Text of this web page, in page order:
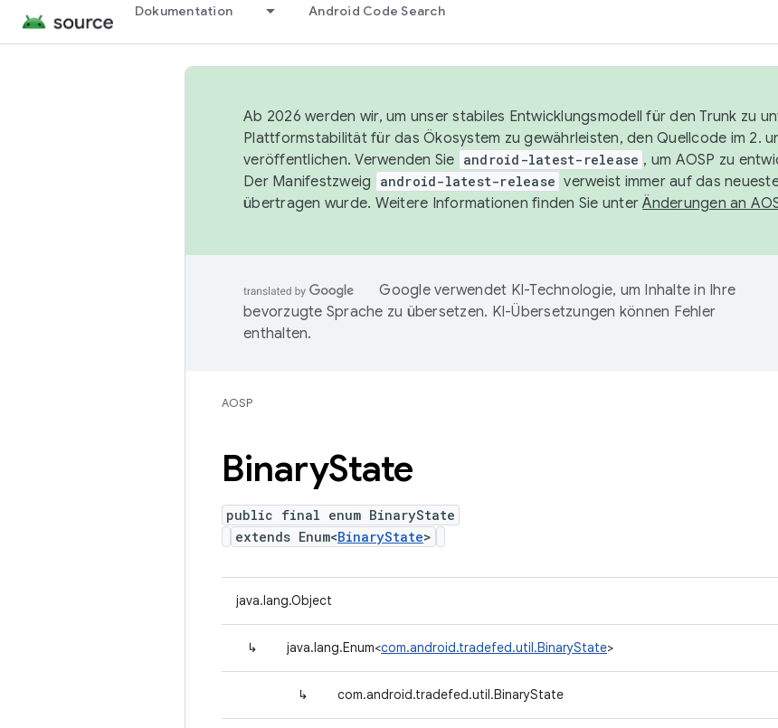
Dokumentation Android Code Search
Ab 2026 werden wir, um unser stabiles Entwicklungsmodell für den Trunk zu
Plattformstabilität für das Ökosystem zu gewährleisten, den Quellcode im 2.
veröffentlichen. Verwenden Sie android-latest-release , um AOSP zu
Der Manifestzweig
android-latest-release verweist immer auf das
übertragen wurde. Weitere Informationen finden Sie unterÄnderungen an
Google verwendet KI-Technologie, um Inhalte in Ihre
bevorzugte Sprache zu übersetzen. KI-Übersetzungen können Fehler
enthalten.
AOSP
BinaryState
public final enum BinaryState
extends Enum<BinaryState>
java.lang.Object
↳ java.lang.Enum<com.android.tradefed.util.BinaryState>
↳ com.android.tradefed.util.BinaryState